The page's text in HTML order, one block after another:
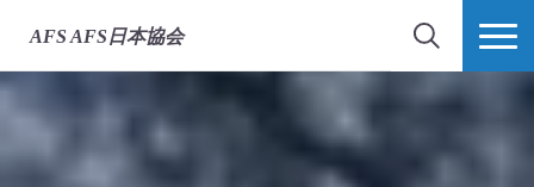
AFS AFS日本協会
検索 MORE